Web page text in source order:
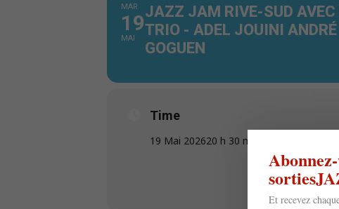
MAR
19
MAI
JAZZ JAM RIVE-SUD
TRIO - ADEL JOUINI
GOGUEN
Time
19 Mai 202620 h 30 min
Et recevez